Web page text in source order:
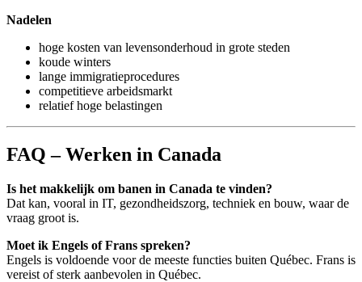
Nadelen
hoge kosten van levensonderhoud in grote steden
koude winters
lange immigratieprocedures
competitieve arbeidsmarkt
relatief hoge belastingen
FAQ – Werken in Canada
Is het makkelijk om banen in Canada te vinden?
Dat kan, vooral in IT, gezondheidszorg, techniek en bouw, waar de
vraag groot is.
Moet ik Engels of Frans spreken?
Engels is voldoende voor de meeste functies buiten Québec. Frans is
vereist of sterk aanbevolen in Québec.